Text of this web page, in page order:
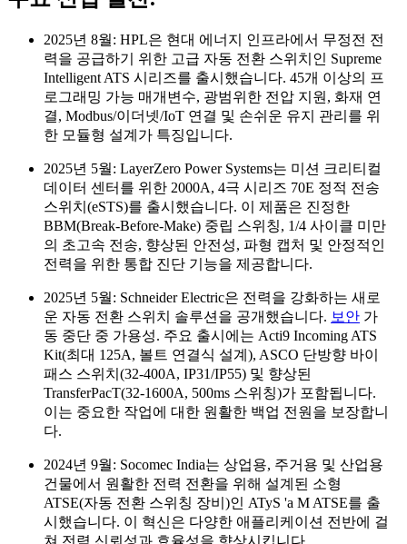
2025년 8월: HPL은 현대 에너지 인프라에서 무정전 전
력을 공급하기 위한 고급 자동 전환 스위치인 Supreme
Intelligent ATS 시리즈를 출시했습니다. 45개 이상의 프
로그래밍 가능 매개변수, 광범위한 전압 지원, 화재 연
결, Modbus/이더넷/IoT 연결 및 손쉬운 유지 관리를 위
한 모듈형 설계가 특징입니다.
2025년 5월: LayerZero Power Systems는 미션 크리티컬
데이터 센터를 위한 2000A, 4극 시리즈 70E 정적 전송
스위치(eSTS)를 출시했습니다. 이 제품은 진정한
BBM(Break-Before-Make) 중립 스위칭, 1/4 사이클 미만
의 초고속 전송, 향상된 안전성, 파형 캡처 및 안정적인
전력을 위한 통합 진단 기능을 제공합니다.
2025년 5월: Schneider Electric은 전력을 강화하는 새로
운 자동 전환 스위치 솔루션을 공개했습니다. 보안 가
동 중단 중 가용성. 주요 출시에는 Acti9 Incoming ATS
Kit(최대 125A, 볼트 연결식 설계), ASCO 단방향 바이
패스 스위치(32-400A, IP31/IP55) 및 향상된
TransferPacT(32-1600A, 500ms 스위칭)가 포함됩니다.
이는 중요한 작업에 대한 원활한 백업 전원을 보장합니
다.
2024년 9월: Socomec India는 상업용, 주거용 및 산업용
건물에서 원활한 전력 전환을 위해 설계된 소형
ATSE(자동 전환 스위칭 장비)인 ATyS 'a M ATSE를 출
시했습니다. 이 혁신은 다양한 애플리케이션 전반에 걸
쳐 전력 신뢰성과 효율성을 향상시킵니다.